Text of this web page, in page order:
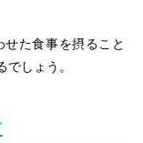
た食事を摂ること
しょう。